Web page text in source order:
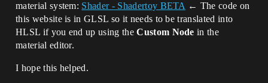
material system: Shader - Shadertoy BETA ← The code on
this website is in GLSL so it needs to be translated into
HLSL if you end up using theCustom Node in the
material editor.
I hope this helped.